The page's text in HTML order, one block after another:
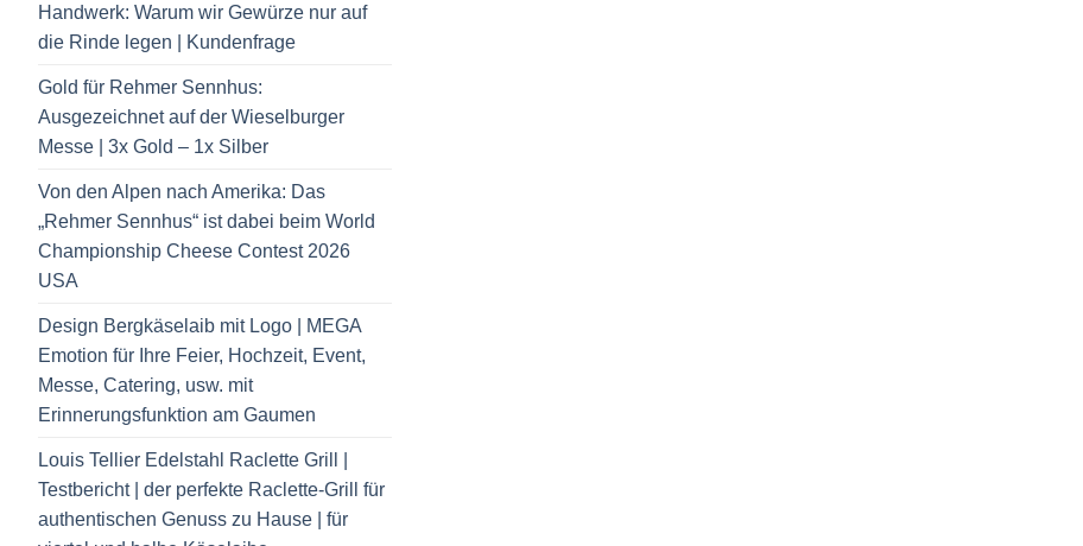
Handwerk: Warum wir Gewürze nur auf
die Rinde legen | Kundenfrage
Gold für Rehmer Sennhus:
Ausgezeichnet auf der Wieselburger
Messe | 3x Gold – 1x Silber
Von den Alpen nach Amerika: Das
„Rehmer Sennhus“ ist dabei beim World
Championship Cheese Contest 2026
USA
Design Bergkäselaib mit Logo | MEGA
Emotion für Ihre Feier, Hochzeit, Event,
Messe, Catering, usw. mit
Erinnerungsfunktion am Gaumen
Louis Tellier Edelstahl Raclette Grill |
Testbericht | der perfekte Raclette-Grill für
authentischen Genuss zu Hause | für